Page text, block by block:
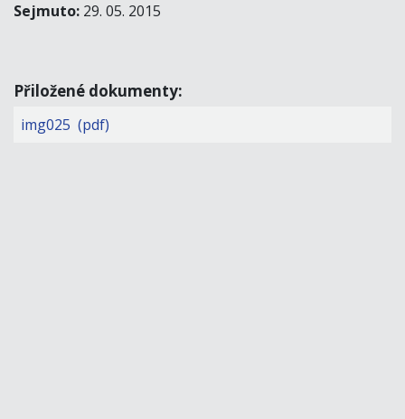
Sejmuto: 29. 05. 2015
Přiložené dokumenty:
img025 (pdf)